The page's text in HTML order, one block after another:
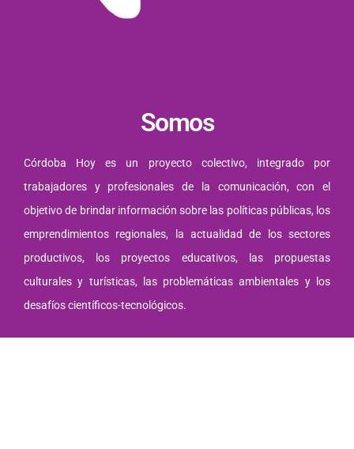
Somos
Córdoba Hoy es un proyecto colectivo, integrado por
trabajadores y profesionales de la comunicación, con el
objetivo de brindar información sobre las políticas públicas, los
emprendimientos regionales, la actualidad de los sectores
productivos, los proyectos educativos, las propuestas
culturales y turísticas, las problemáticas ambientales y los
desafíos científicos-tecnológicos.